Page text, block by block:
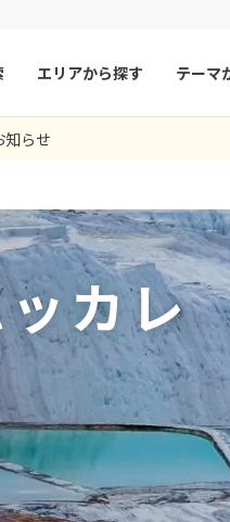
エリアから探す
ルクセンブ
チェコ
スロヴァキ
デンマーク
リトアニア
モンテネグ
ボスニア・
テーマ
知らせ
カレ
火 水 木 金
土
1
4
6 7
8
11
13 14
15
21
22
25
26 27 28 29
04 05:03:27
訪れたどの場所も、とても良
ができ、感激でした。途中寄
囲気でした。買い物にとても
いただければ時間節約になる
なかった) 大急ぎのイスタン
います。
いただき良かったです。ガイ
ランの接客に満足・カッパド
屋も接客も食事も満点です。
た点・イズミールでスケジュ
ん購入はしませんでしたが、
工場」に案内され、工場見学
かかりました。その分、ロー
ドさんに悪気はなく、トルコ
がトルコ旅行を日本人が嫌い
ろが「残念」「問題」だと思い
25 11:29:39